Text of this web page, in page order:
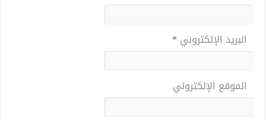
البريد الإلكتروني *
الموقع الإلكتروني